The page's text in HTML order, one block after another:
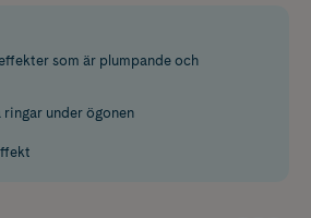
som är plumpande och
under ögonen